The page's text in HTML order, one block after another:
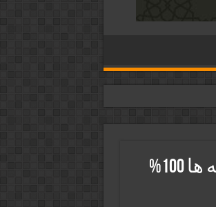
دستور سریع الاجابه برای طلب حاجت و خواسته ها 100%